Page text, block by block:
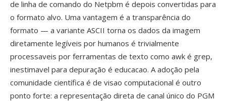
de linha de comando do Netpbm é depois convertidas para
o formato alvo. Uma vantagem é a transparência do
formato — a variante ASCII torna os dados da imagem
diretamente legíveis por humanos é trivialmente
processaveis por ferramentas de texto como awk é grep,
inestimavel para depuração é educacao. A adoção pela
comunidade científica é de visao computacional é outro
ponto forte: a representação direta de canal único do PGM